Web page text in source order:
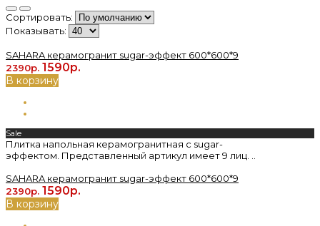
Сортировать:
Показывать:
SAHARA керамогранит sugar-эффект 600*600*9
2390р. 1590р.
В корзину
Sale
Плитка напольная керамогранитная с sugar-
эффектом. Представленный артикул имеет 9 лиц. ..
SAHARA керамогранит sugar-эффект 600*600*9
2390р. 1590р.
В корзину